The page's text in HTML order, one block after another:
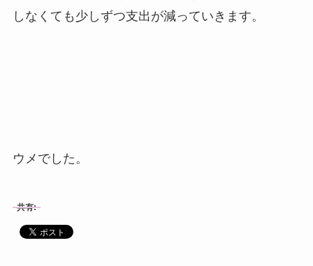
しなくても少しずつ支出が減っていきます。
ウメでした。
共有: